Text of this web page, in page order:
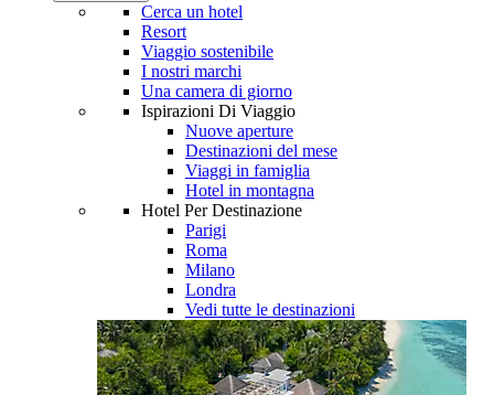
Cerca un hotel
Resort
Viaggio sostenibile
I nostri marchi
Una camera di giorno
Ispirazioni Di Viaggio
Nuove aperture
Destinazioni del mese
Viaggi in famiglia
Hotel in montagna
Hotel Per Destinazione
Parigi
Roma
Milano
Londra
Vedi tutte le destinazioni